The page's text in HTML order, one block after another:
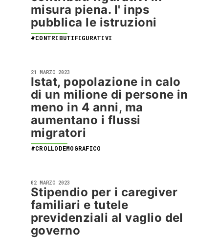
misura piena. l' inps
pubblica le istruzioni
#CONTRIBUTIFIGURATIVI
21 MARZO 2023
Istat, popolazione in calo
di un milione di persone in
meno in 4 anni, ma
aumentano i flussi
migratori
#CROLLODEMOGRAFICO
02 MARZO 2023
Stipendio per i caregiver
familiari e tutele
previdenziali al vaglio del
governo